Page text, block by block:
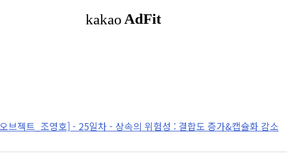
브젝트_조영호] - 25일차 - 상속의 위험성 : 결합도 증가&캡슐화 감소